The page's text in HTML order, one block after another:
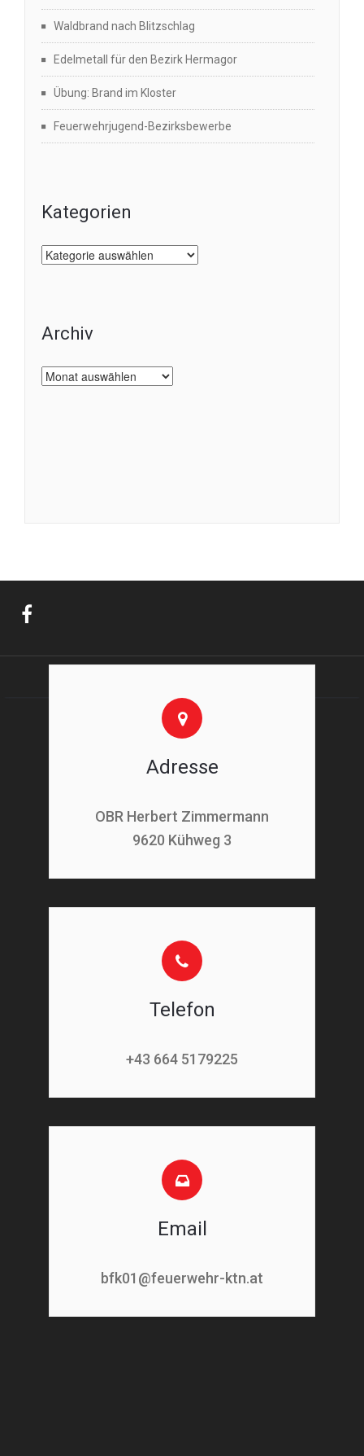
Waldbrand nach Blitzschlag
Edelmetall für den Bezirk Hermagor
Übung: Brand im Kloster
Feuerwehrjugend-Bezirksbewerbe
Kategorien
Kategorien
Archiv
Archiv
Adresse
OBR Herbert Zimmermann
9620 Kühweg 3
Telefon
+43 664 5179225
Email
bfk01@feuerwehr-ktn.at